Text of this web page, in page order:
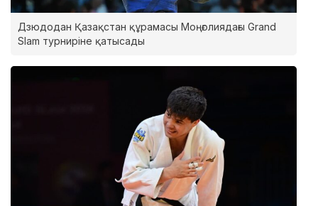
Дзюдодан Қазақстан құрамасы Моңғолиядағы Grand
Slam турниріне қатысады